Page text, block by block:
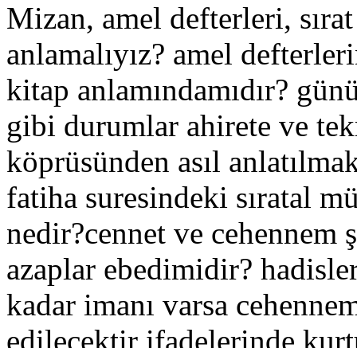
Mizan, amel defterleri,
anlamalıyız? amel
kitap anlamındamıdır?
gibi durumlar ahirete ve
köprüsünden asıl
fatiha suresindeki sıratal
nedir?cennet ve cehennem
azaplar ebedimidir?
kadar imanı varsa
edilecektir ifadelerinde